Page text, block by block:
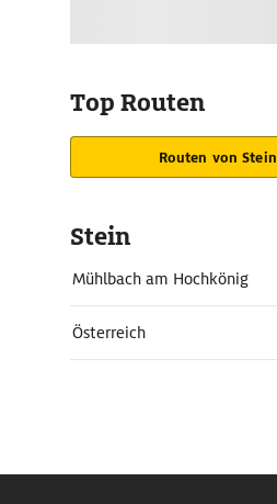
Top Routen
Routen von Stein
Stein
Mühlbach am Hochkönig
Österreich